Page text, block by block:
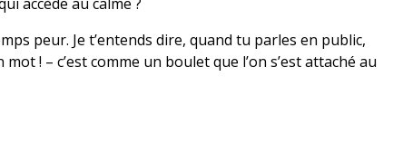
peur. Je t’entends dire, quand tu parles en public,
! – c’est comme un boulet que l’on s’est attaché au
CONCOURS : PAPER MARIO ORIGAMI KING
Daily Passions